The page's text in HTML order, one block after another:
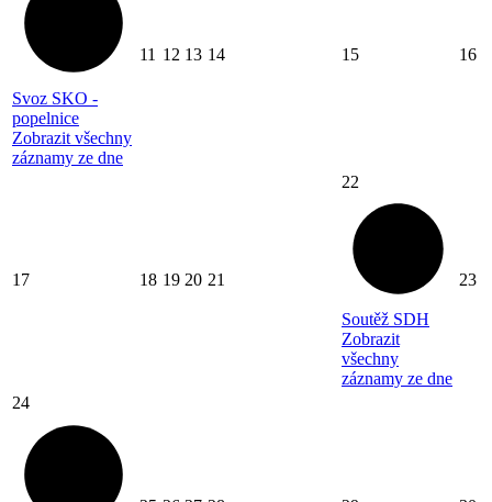
Svoz SKO -
popelnice
Zobrazit všechny
záznamy ze dne
11 12 13 14 15 16
17 18 19 20 21
22
Soutěž SDH
Zobrazit
všechny
záznamy ze dne
23
24